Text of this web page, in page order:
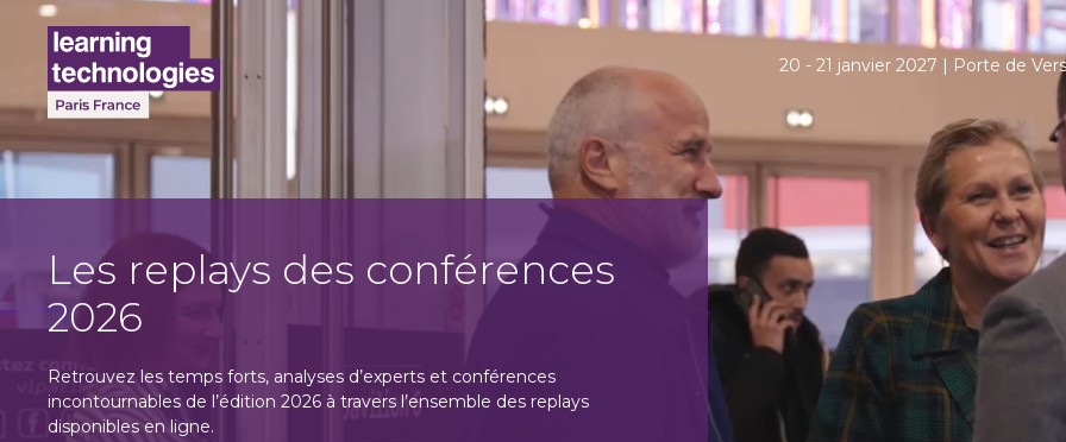
20 - 21 janvier 2027 | Porte de
Les replays des conférences
2026
Retrouvez les temps forts, analyses d’experts et conférences
incontournables de l’édition 2026 à travers l’ensemble des replays
disponibles en ligne.
Exposez à
Technologies
Développez votre visibilité et créez
au cœur du plus grand écosystème